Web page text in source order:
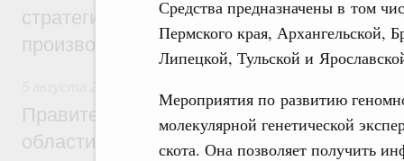
Средства предназначены в том
Пермского края, Архангельской,
Липецкой, Тульской и
Мероприятия по развитию
молекулярной генетической
скота. Она позволяет получить
стратегической сессии, посвящённой
производительности труда
Правительство увеличило объём
области в рамках федерального